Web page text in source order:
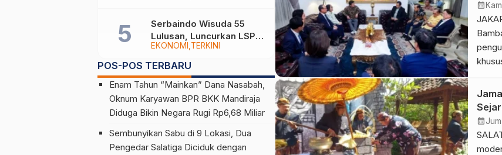
calendar_month
calendar_month
EKONOMI TERKINI
Serbaindo Wisuda 55
Lulusan, Luncurkan LSP
Bahasa Asing Pertama di
Indonesia
POS-POS TERBARU
Enam Tahun “Mainkan” Dana Nasabah,
Oknum Karyawan BPR BKK Mandiraja
Diduga Bikin Negara Rugi Rp6,68 Miliar
Sembunyikan Sabu di 9 Lokasi, Dua
Pengedar Salatiga Diciduk dengan